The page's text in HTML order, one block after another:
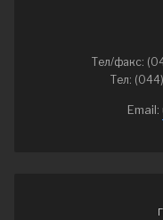
Тел/факс:
Тел:
Email: